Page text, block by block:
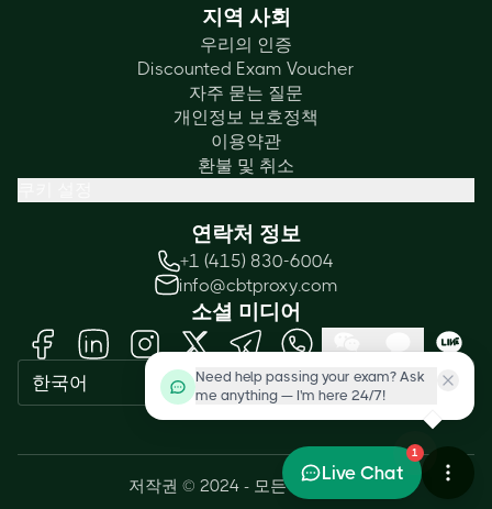
지역 사회
우리의 인증
Discounted Exam Voucher
자주 묻는 질문
개인정보 보호정책
이용약관
환불 및 취소
연락처 정보
+1 (415) 830-6004
info@cbtproxy.com
소셜 미디어
한국어
저작권 © 2024 - 모든 권리 보유.
Need help passing your exam? Ask
me anything — I'm here 24/7!
1
Live Chat